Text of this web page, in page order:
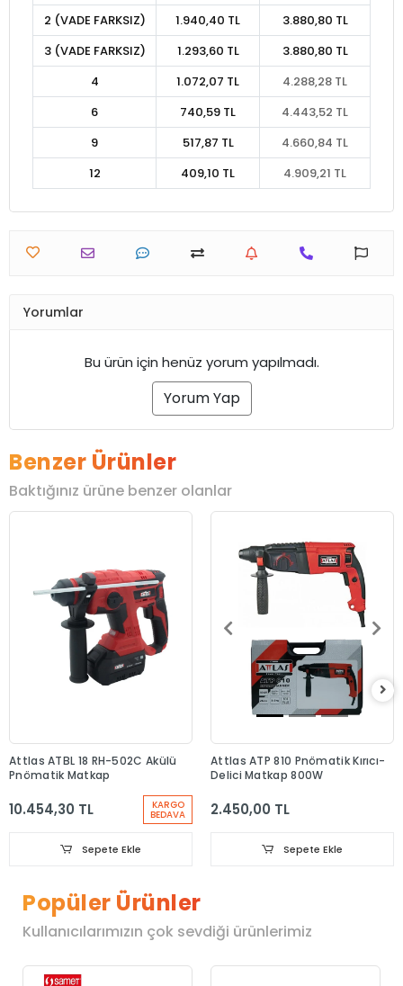
2 (VADE FARKSIZ)
1.940,40 TL
3.880,80 TL
3 (VADE FARKSIZ)
1.293,60 TL
3.880,80 TL
4
1.072,07 TL
4.288,28 TL
6
740,59 TL
4.443,52 TL
9
517,87 TL
4.660,84 TL
12
409,10 TL 4.909,21 TL
Yorumlar
Bu ürün için henüz yorum yapılmadı.
Yorum Yap
Benzer Ürünler
Baktığınız ürüne benzer olanlar
Attlas ATBL 18 RH-502C Akülü
Pnömatik Matkap
10.454,30 TL KARGO
BEDAVA
Sepete Ekle
Attlas ATP 810 Pnömatik Kırıcı-
Delici Matkap 800W
2.450,00 TL
Sepete Ekle
Popüler Ürünler
Kullanıcılarımızın çok sevdiği ürünlerimiz